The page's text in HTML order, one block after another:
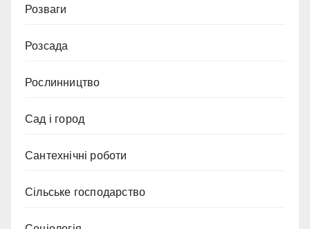
Розваги
Розсада
Рослинництво
Сад і город
Сантехнічні роботи
Сільське господарство